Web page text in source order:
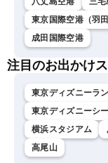
東京国際空港（羽田
成田国際空港
注目のお出かけ
東京ディズニーラ
東京ディズニーシー
横浜スタジアム
高尾山